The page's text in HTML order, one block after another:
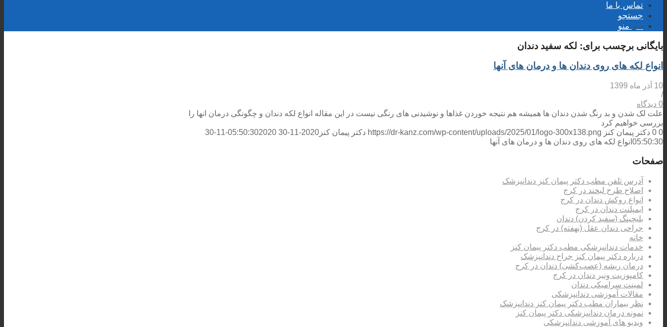
تماس با ما
جستجو
منو منو
بایگانی برچسب برای: لکه سفید دندان
انواع لکه های روی دندان ها و درمان های آنها
10 آذر ماه 1399
/
0 دیدگاه
علت لک شدن و بد رنگ شدن دندان ها همیشه هم نتیجه خوردن غذاها و نوشیدنی های رنگی نیست در این مقاله انواع لکه دندان و چگونگی درمان انها را
بررسی خواهیم کرد
0
0 دکتر پیمان کنز https://dr-kanz.com/wp-content/uploads/2025/01/logo-300x138.png دکتر پیمان کنز 2020-11-30 05:50:30
2020-11-30
05:50:30 انواع لکه های روی دندان ها و درمان های آنها
صفحات
آدرس تلفن مطب دکتر پیمان کنز دندانپزشک
اصلاح طرح لبخند در کرج
انواع روکش دندان در کرج
ایمپلنت دندان در کرج
بلیچینگ (سفید کردن) دندان
جراحی دندان عقل (نهفته) در کرج
خانه
خدمات دندانپزشکی مطب دکتر پیمان کنز
درباره دکتر پیمان کنز جراح دندانپزشک
درمان ریشه (عصب‌کشی) دندان در کرج
کامپوزیت ونیر دندان در کرج
لمینت سرامیکی دندان
مقالات آموزشی دندانپزشکی
نظر بیماران مطب دکتر پیمان کنز دندانپزشک
نمونه درمان دندانپزشکی دکتر پیمان کنز
ویدیو های آموزشی دندانپزشکی